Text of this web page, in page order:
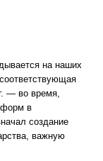
на наших
— во время,
в
создание
важную